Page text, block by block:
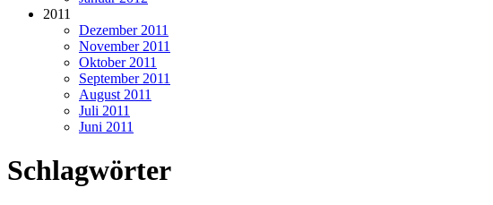
2011
Dezember 2011
November 2011
Oktober 2011
September 2011
August 2011
Juli 2011
Juni 2011
Schlagwörter